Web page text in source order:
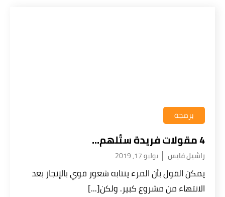
برمجة
4 مقولات فريدة ستُلهم...
راشيل فايس يوليو 17, 2019
يمكن القول بأن المرء ينتابه شعور قوي بالإنجاز بعد
الانتهاء من مشروع كبير. ولكن[...]